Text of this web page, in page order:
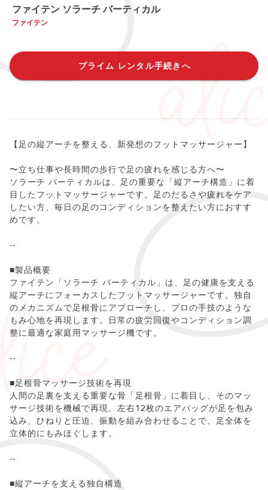
ファイテン ソラーチ バーティカル
ファイテン
プライム レンタル手続きへ
【足の縦アーチを整える、新発想のフットマッサージャー】
〜立ち仕事や長時間の歩行で足の疲れを感じる方へ〜
ソラーチ バーティカルは、足の重要な「縦アーチ構造」に着
目したフットマッサージャーです。足のだるさや疲れをケア
したい方、毎日の足のコンディションを整えたい方におすす
めです。
--
■製品概要
ファイテン「ソラーチ バーティカル」は、足の健康を支える
縦アーチにフォーカスしたフットマッサージャーです。独自
のメカニズムで足根骨にアプローチし、プロの手技のような
もみ心地を再現します。日常の疲労回復やコンディション調
整に最適な家庭用マッサージ機です。
--
■足根骨マッサージ技術を再現
人間の足裏を支える重要な骨「足根骨」に着目し、そのマッ
サージ技術を機械で再現。左右12枚のエアバッグが足を包み
込み、ひねりと圧迫、振動を組み合わせることで、足全体を
立体的にもみほぐします。
--
■縦アーチを支える独自構造